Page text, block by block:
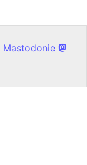
Mastodonie